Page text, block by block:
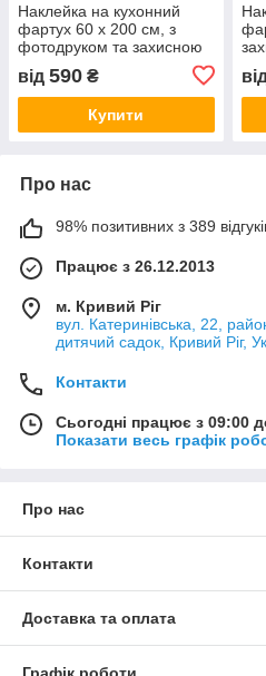
Наклейка на кухонний
фартух 60 х 200 см, з
фотодруком та захисною
ламінацією краплі дощу
по склу (БП-s_tx281)
від 590 ₴
Купити
Про нас
98% позитивних з 389
Працює з 26.12.2013
м. Кривий Ріг
вул. Катеринівська, 22,
дитячий садок, Кривий Ріг,
Контакти
Сьогодні працює з 09:00
Показати весь графік
Про нас
Контакти
Доставка та оплата